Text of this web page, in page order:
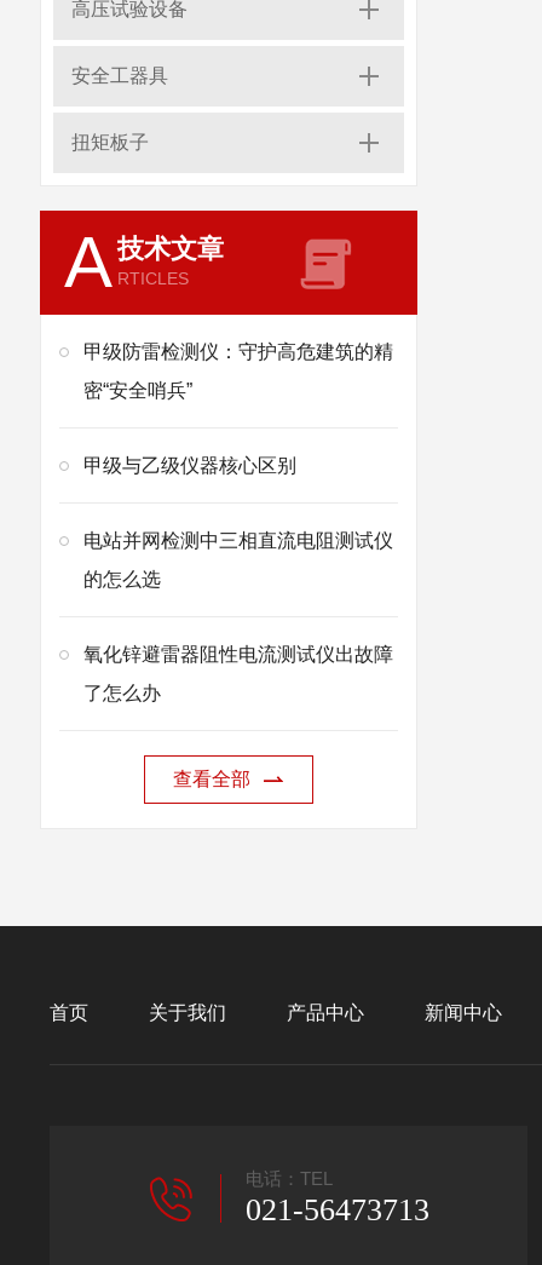
高压试验设备
安全工器具
扭矩板子
A技术文章
RTICLES
甲级防雷检测仪：守护高危建筑的精
密“安全哨兵”
甲级与乙级仪器核心区别
电站并网检测中三相直流电阻测试仪
的怎么选
氧化锌避雷器阻性电流测试仪出故障
了怎么办
查看全部
首页 关于我们 产品中心 新闻中心
电话：TEL
021-56473713